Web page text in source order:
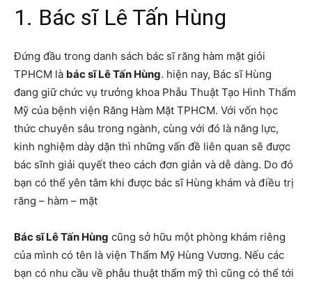
1. Bác sĩ Lê Tấn Hùng
Đứng đầu trong danh sách bác sĩ răng hàm mặt giỏi
TPHCM là bác sĩ Lê Tấn Hùng. hiện nay, Bác sĩ Hùng
đang giữ chức vụ trưởng khoa Phẫu Thuật Tạo Hình Thẩm
Mỹ của bệnh viện Răng Hàm Mặt TPHCM. Với vốn học
thức chuyên sâu trong ngành, cùng với đó là năng lực,
kinh nghiệm dày dặn thì những vấn đề liên quan sẽ được
bác sĩnh giải quyết theo cách đơn giản và dễ dàng. Do đó
bạn có thể yên tâm khi được bác sĩ Hùng khám và điều trị
răng – hàm – mặt
Bác sĩ Lê Tấn Hùng cũng sở hữu một phòng khám riêng
của mình có tên là viện Thẩm Mỹ Hùng Vương. Nếu các
bạn có nhu cầu về phẫu thuật thẩm mỹ thì cũng có thể tới